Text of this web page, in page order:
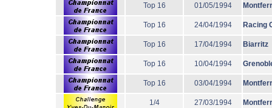
Top 16 01/05/1994
Top 16 24/04/1994 Racing
Top 16 17/04/1994 Biarritz
Top 16 10/04/1994
Top 16 03/04/1994
1/4 27/03/1994